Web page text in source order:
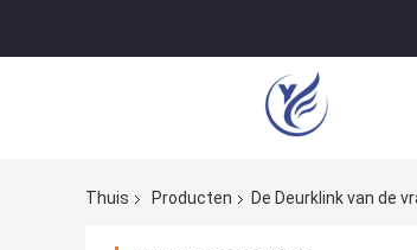
Thuis Producten De Deurklink van de